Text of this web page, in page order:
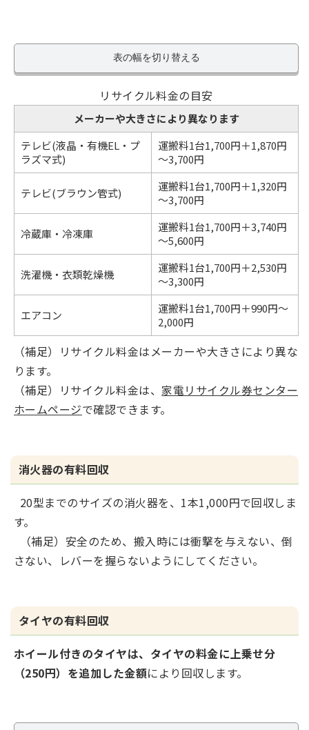
表の幅を切り替える
リサイクル料金の目安
メーカーや大きさにより異なります
テレビ(液晶・有機EL・プ
ラズマ式)
運搬料1台1,700円＋1,870円
～3,700円
テレビ(ブラウン管式)
運搬料1台1,700円＋1,320円
～3,700円
冷蔵庫・冷凍庫
運搬料1台1,700円＋3,740円
～5,600円
洗濯機・衣類乾燥機
運搬料1台1,700円＋2,530円
～3,300円
エアコン
運搬料1台1,700円＋990円～
2,000円
（補足）リサイクル料金はメーカーや大きさにより異な
ります。
（補足）リサイクル料金は、家電リサイクル券センター
ホームページで確認できます。
消火器の有料回収
20型までのサイズの消火器を、1本1,000円で回収しま
す。
（補足）安全のため、搬入時には衝撃を与えない、倒
さない、レバーを握らないようにしてください。
タイヤの有料回収
ホイール付きのタイヤは、タイヤの料金に上乗せ分
（250円）を追加した金額により回収します。